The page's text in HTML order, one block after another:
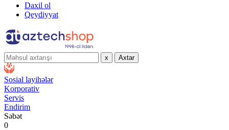
Daxil ol
Qeydiyyat
x Axtar
Sosial layihələr
Korporativ
Servis
Endirim
Səbət
0